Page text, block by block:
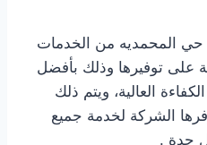
المحمديه من الخدمات
على توفيرها وذلك بأفضل
العالية، ويتم ذلك
الشركة لخدمة جميع
جدة .